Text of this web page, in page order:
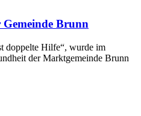
Brunn
doppelte Hilfe“, wurde im
der Marktgemeinde Brunn